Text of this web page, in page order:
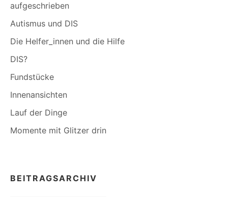
aufgeschrieben
Autismus und DIS
Die Helfer_innen und die Hilfe
DIS?
Fundstücke
Innenansichten
Lauf der Dinge
Momente mit Glitzer drin
BEITRAGSARCHIV